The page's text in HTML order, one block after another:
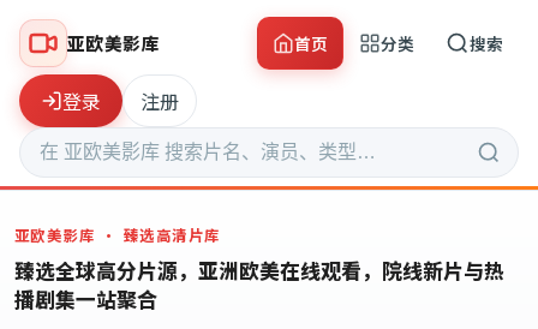
亚欧美影库 首页 分类 搜索
登录 注册
亚欧美影库 · 臻选高清片库
臻选全球高分片源，亚洲欧美在线观看，院线新片与热
播剧集一站聚合